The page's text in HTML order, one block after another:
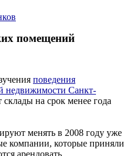
помещений
поведения
недвижимости Санкт-
на срок менее года
менять в 2008 году уже
компании, которые приняли
арендовать